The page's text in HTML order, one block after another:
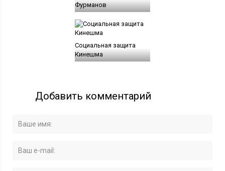
Фурманов
Социальная защита
Кинешма
Добавить комментарий